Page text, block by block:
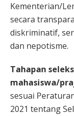
Kementerian/
secara
diskriminatif,
dan nepotisme.
Tahapan
mahasiswa/
sesuai
2021 tentang